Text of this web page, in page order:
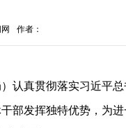
作者：
认真贯彻落实习近平
部发挥独特优势，为